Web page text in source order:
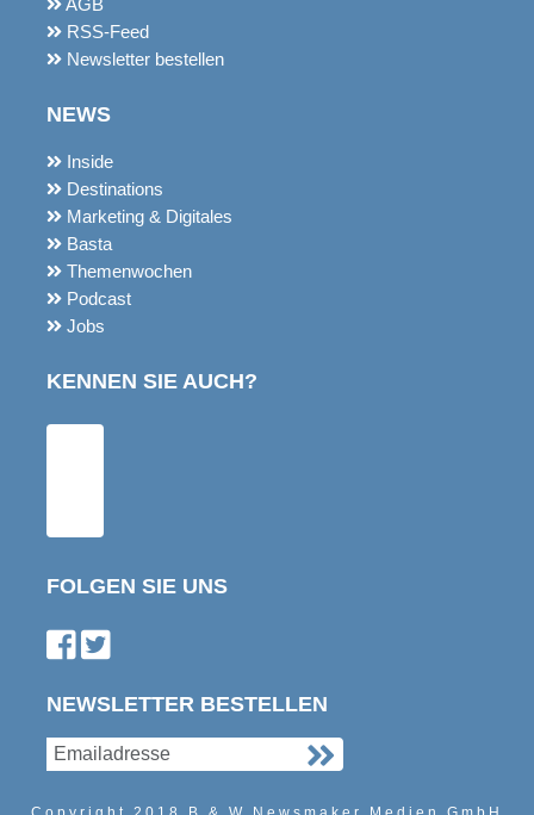
Datenschutz
AGB
RSS-Feed
NEWS
Inside
Destinations
Marketing & Digitales
Basta
Themenwochen
Podcast
KENNEN SIE AUCH?
FOLGEN SIE UNS
Find us on Facebook
Follow us on Twitter